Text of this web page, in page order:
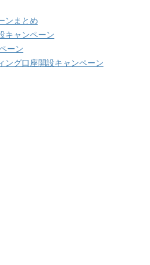
ンまとめ
キャンペーン
ーン
ング口座開設キャンペーン